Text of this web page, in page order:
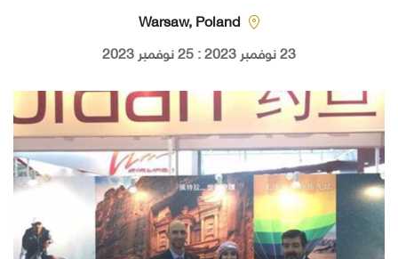
Warsaw, Poland
23 نوفمبر 2023 : 25 نوفمبر 2023